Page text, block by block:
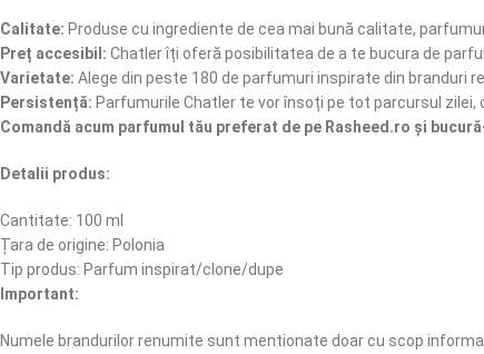
Calitate: Produse cu ingrediente de cea mai bună calitate,
Preț accesibil: Chatler îți oferă posibilitatea de a te bucura de
Varietate: Alege din peste 180 de parfumuri inspirate din branduri
Persistență: Parfumurile Chatler te vor însoți pe tot parcursul zilei,
Comandă acum parfumul tău preferat de pe Rasheed.ro și
Detalii produs:
Cantitate: 100 ml
Țara de origine: Polonia
Tip produs: Parfum inspirat/clone/dupe
Important:
Numele brandurilor renumite sunt mentionate doar cu scop